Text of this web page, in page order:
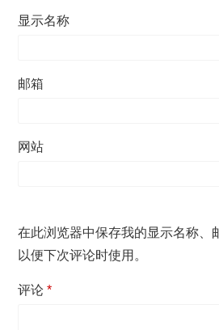
显示名称
邮箱
网站
在此浏览器中保存我的显示名称、
以便下次评论时使用。
评论*